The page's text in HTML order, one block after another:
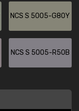
NCS S 5005-G80Y
NCS S 5005-R50B